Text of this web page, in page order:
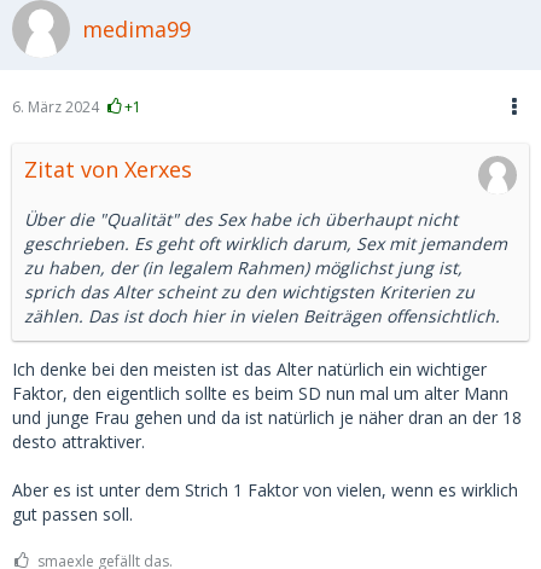
medima99
6. März 2024 +1
Zitat von Xerxes
Über die "Qualität" des Sex habe ich überhaupt nicht
geschrieben. Es geht oft wirklich darum, Sex mit jemandem
zu haben, der (in legalem Rahmen) möglichst jung ist,
sprich das Alter scheint zu den wichtigsten Kriterien zu
zählen. Das ist doch hier in vielen Beiträgen offensichtlich.
Ich denke bei den meisten ist das Alter natürlich ein wichtiger
Faktor, den eigentlich sollte es beim SD nun mal um alter Mann
und junge Frau gehen und da ist natürlich je näher dran an der 18
desto attraktiver.
Aber es ist unter dem Strich 1 Faktor von vielen, wenn es wirklich
gut passen soll.
smaexle gefällt das.